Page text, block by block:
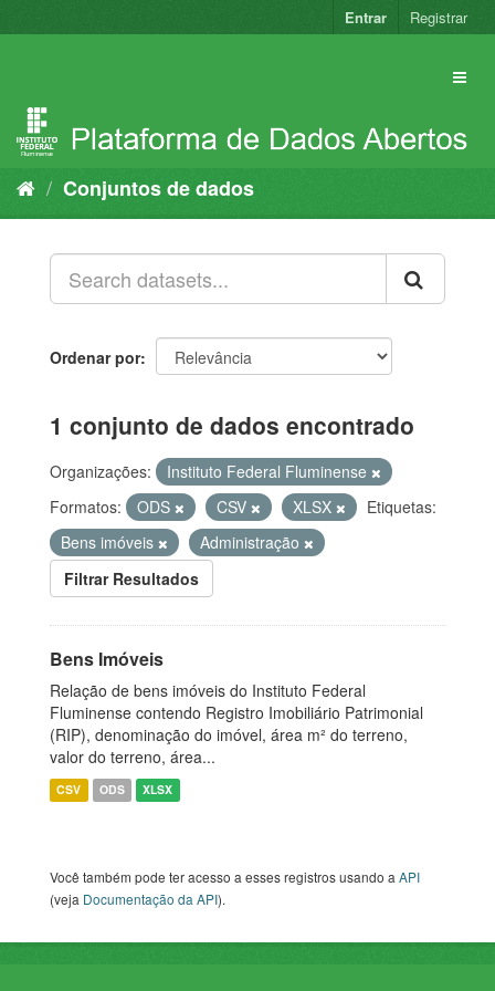
para
Entrar Registrar
Conjuntos de dados
Ordenar por
1 conjunto de dados encontrado
Organizações:
Instituto Federal Fluminense
Formatos:
ODS CSV XLSX
Etiquetas:
Bens imóveis
Administração
Filtrar Resultados
Bens Imóveis
Relação de bens imóveis do Instituto Federal
Fluminense contendo Registro Imobiliário Patrimonial
(RIP), denominação do imóvel, área m² do terreno,
valor do terreno, área...
CSV ODS XLSX
Você também pode ter acesso a esses registros usando aAPI
(veja Documentação da API).